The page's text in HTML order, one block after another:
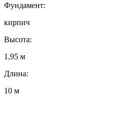
Фундамент:
кирпич
Высота:
1,95 м
Длина:
10 м